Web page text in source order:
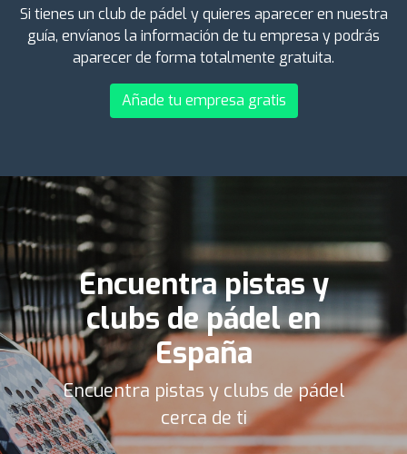
Si tienes un club de pádel y quieres aparecer en nuestra
guía, envíanos la información de tu empresa y podrás
aparecer de forma totalmente gratuita.
Añade tu empresa gratis
Encuentra pistas y
clubs de pádel en
España
Encuentra pistas y clubs de pádel
cerca de ti